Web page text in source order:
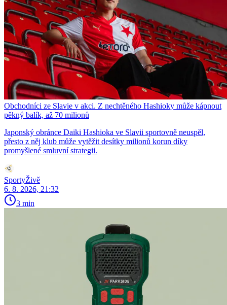
Obchodníci ze Slavie v akci. Z nechtěného Hashioky může kápnout
pěkný balík, až 70 milionů
Japonský obránce Daiki Hashioka ve Slavii sportovně neuspěl,
přesto z něj klub může vytěžit desítky milionů korun díky
promyšlené smluvní strategii.
SportyŽivě
6. 8. 2026, 21:32
3 min